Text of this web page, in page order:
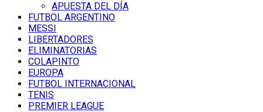
APUESTA DEL DÍA
FUTBOL ARGENTINO
MESSI
LIBERTADORES
ELIMINATORIAS
COLAPINTO
EUROPA
FUTBOL INTERNACIONAL
TENIS
PREMIER LEAGUE